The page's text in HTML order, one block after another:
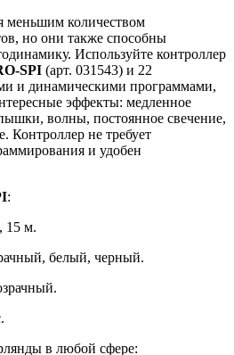
меньшим количеством
но они также способны
Используйте контроллер
SPI (арт. 031543) и 22
и динамическими программами,
эффекты: медленное
волны, постоянное свечение,
Контроллер не требует
и удобен
:
15 м.
белый, черный.
в любой сфере: